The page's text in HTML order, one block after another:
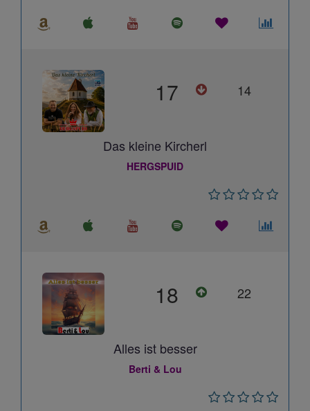
17 14
Das kleine Kircherl
HERGSPUID
18 22
Alles ist besser
Berti & Lou